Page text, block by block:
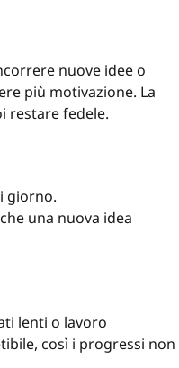
nuove idee o
più motivazione. La
restare fedele.
giorno.
una nuova idea
lenti o lavoro
così i progressi non